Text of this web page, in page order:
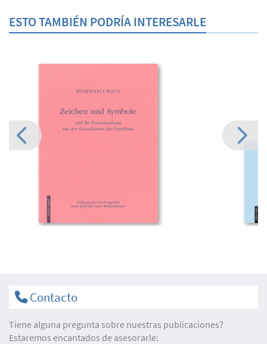
ESTO TAMBIÉN PODRÍA INTERESARLE
Contacto
Tiene alguna pregunta sobre nuestras publicaciones?
Estaremos encantados de asesorarle: